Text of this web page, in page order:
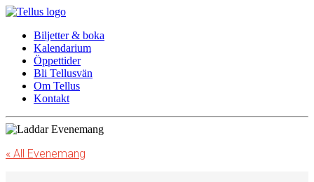
Biljetter & boka
Kalendarium
Öppettider
Bli Tellusvän
Om Tellus
Kontakt
« All Evenemang